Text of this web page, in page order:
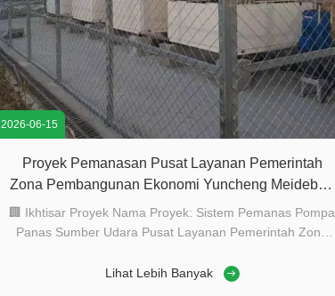
2026-06-15
Proyek Pemanasan Pusat Layanan Pemerintah
Zona Pembangunan Ekonomi Yuncheng Meidebao
Pump Case Study
🏢 Ikhtisar Proyek Nama Proyek: Sistem Pemanas Pompa
Panas Sumber Udara Pusat Layanan Pemerintah Zona
Pemerintah Zona Pengembangan Ekonomi Yuncheng
Lihat Lebih Banyak